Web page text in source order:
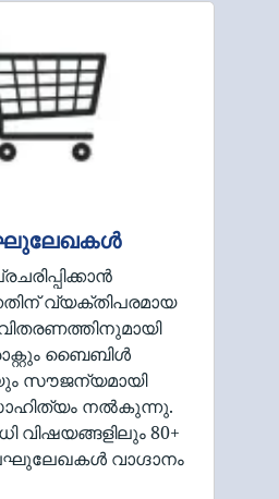
വ്യക്തിപരമായ
ബൈബിൾ
സൗജന്യമായി
നൽകുന്നു.
വിഷയങ്ങളിലും 80+
വാഗ്ദാനം